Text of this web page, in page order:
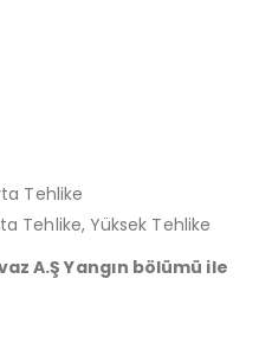
Tehlike
Tehlike, Yüksek Tehlike
A.Ş Yangın bölümü ile